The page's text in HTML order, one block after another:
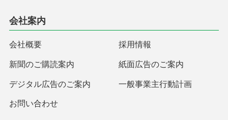
会社案内
会社概要 採用情報
新聞のご購読案内 紙面広告のご案内
デジタル広告のご案内 一般事業主行動計画
お問い合わせ